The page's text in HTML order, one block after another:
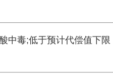
毒;低于预计代偿值下